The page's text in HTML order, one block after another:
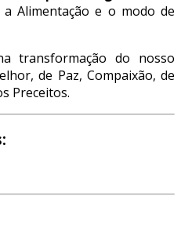
Alimentação e o modo de
transformação do nosso
de Paz, Compaixão, de
Preceitos.